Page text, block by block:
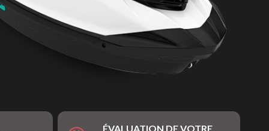
ÉVALUATION DE VOTRE